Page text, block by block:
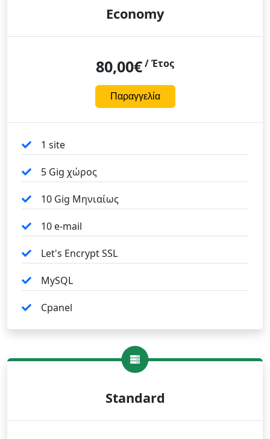
Economy
80,00€/ Έτος
Παραγγελία
1 site
5 Gig χώρος
10 Gig Μηνιαίως
10 e-mail
Let's Encrypt SSL
MySQL
Cpanel
Standard